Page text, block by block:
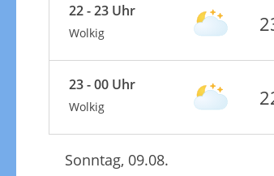
22 - 23 Uhr
Wolkig
23 - 00 Uhr
Wolkig
Sonntag, 09.08.